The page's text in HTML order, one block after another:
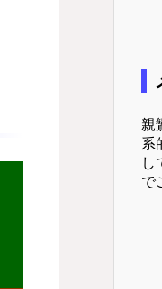
親
系
し
で